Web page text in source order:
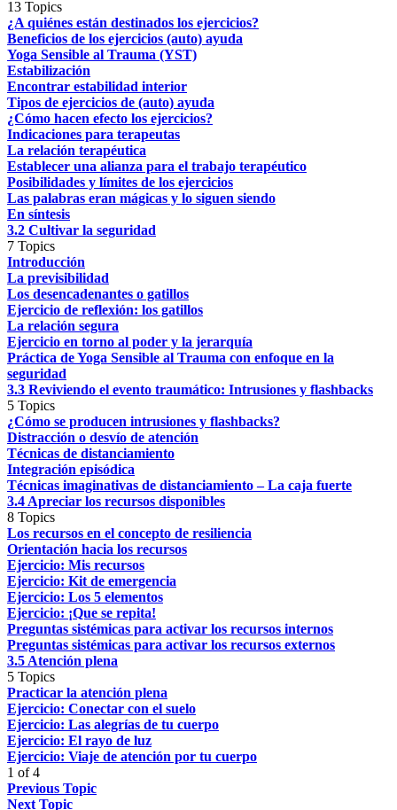
13 Topics
¿A quiénes están destinados los ejercicios?
Beneficios de los ejercicios (auto) ayuda
Yoga Sensible al Trauma (YST)
Estabilización
Encontrar estabilidad interior
Tipos de ejercicios de (auto) ayuda
¿Cómo hacen efecto los ejercicios?
Indicaciones para terapeutas
La relación terapéutica
Establecer una alianza para el trabajo terapéutico
Posibilidades y límites de los ejercicios
Las palabras eran mágicas y lo siguen siendo
En síntesis
3.2 Cultivar la seguridad
7 Topics
Introducción
La previsibilidad
Los desencadenantes o gatillos
Ejercicio de reflexión: los gatillos
La relación segura
Ejercicio en torno al poder y la jerarquía
Práctica de Yoga Sensible al Trauma con enfoque en la
seguridad
3.3 Reviviendo el evento traumático: Intrusiones y flashbacks
5 Topics
¿Cómo se producen intrusiones y flashbacks?
Distracción o desvío de atención
Técnicas de distanciamiento
Integración episódica
Técnicas imaginativas de distanciamiento – La caja fuerte
3.4 Apreciar los recursos disponibles
8 Topics
Los recursos en el concepto de resiliencia
Orientación hacia los recursos
Ejercicio: Mis recursos
Ejercicio: Kit de emergencia
Ejercicio: Los 5 elementos
Ejercicio: ¡Que se repita!
Preguntas sistémicas para activar los recursos internos
Preguntas sistémicas para activar los recursos externos
3.5 Atención plena
5 Topics
Practicar la atención plena
Ejercicio: Conectar con el suelo
Ejercicio: Las alegrías de tu cuerpo
Ejercicio: El rayo de luz
Ejercicio: Viaje de atención por tu cuerpo
1 of 4
Previous Topic
Next Topic